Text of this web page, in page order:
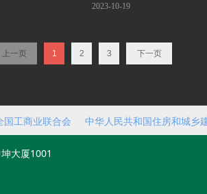
2023-10-19
上一页 1 2 3 下一页
国工商业联合会 中华人民共和国住房和城乡
坤大厦1001